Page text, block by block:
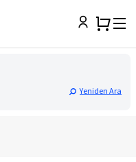
Yeniden Ara